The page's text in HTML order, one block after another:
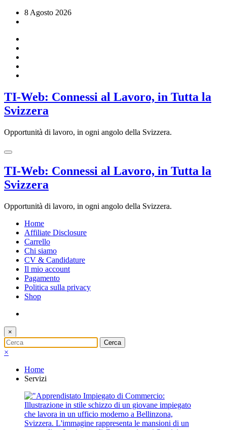
8 Agosto 2026
TI-Web: Connessi al Lavoro, in Tutta la
Svizzera
Opportunità di lavoro, in ogni angolo della Svizzera.
TI-Web: Connessi al Lavoro, in Tutta la
Svizzera
Opportunità di lavoro, in ogni angolo della Svizzera.
Home
Affiliate Disclosure
Carrello
Chi siamo
CV & Candidature
Il mio account
Pagamento
Politica sulla privacy
Shop
×
×
Home
Servizi